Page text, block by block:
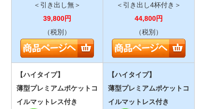
＜引き出し無＞
39,800円
（税別）
＜引き出し4杯付き＞
44,800円
（税別）
【ハイタイプ】
薄型プレミアムポケットコ
イルマットレス付き
【ハイタイプ】
薄型プレミアムポケットコ
イルマットレス付き